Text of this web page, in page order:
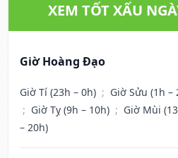
XEM TỐT XẤU
Giờ Hoàng Đạo
Giờ Tí (23h – 0h) ; Giờ Sửu (1h –
; Giờ Tỵ (9h – 10h) ; Giờ Mùi
– 20h)